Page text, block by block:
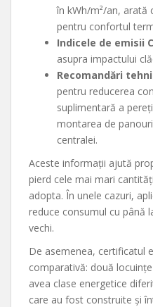
în kWh/m²/an, arată
pentru confortul
Indicele de emisii
asupra impactului
Recomandări
pentru reducerea
suplimentară a
montarea de
centralei.
Aceste informații ajută
pierd cele mai mari
adopta. În unele cazuri,
reduce consumul cu până
vechi.
De asemenea, certificatul
comparativă: două
avea clase energetice
care au fost construite și